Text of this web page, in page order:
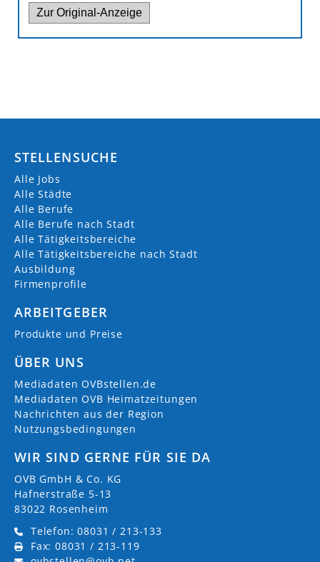
08638 9838-0
Marktplatz
84559 Kraiburg a. Inn
AKTUELLE JOBS (
Fachrichtung Kommunalverwaltung
13.07.2026 Kraiburg am Inn
Verwaltungsfachangestellte/r (m/w/d) – Bau-
und Ordnungsamt
13.07.2026 Kraiburg am Inn
Ordnungsamt
13.07.2026 Kraiburg am Inn
Sachbearbeiter/in (m/w/d) – für das Steueramt
13.07.2026 Kraiburg am Inn
STELLENSUCHE
Alle Jobs
Alle Städte
Alle Berufe
Alle Berufe nach Stadt
Alle Tätigkeitsbereiche
Alle Tätigkeitsbereiche nach Stadt
Ausbildung
Firmenprofile
ARBEITGEBER
Produkte und Preise
ÜBER UNS
Mediadaten OVBstellen.de
Mediadaten OVB Heimatzeitungen
Nachrichten aus der Region
Nutzungsbedingungen
WIR SIND GERNE FÜR SIE DA
OVB GmbH & Co. KG
Hafnerstraße 5-13
83022 Rosenheim
Telefon: 08031 / 213-133
Fax: 08031 / 213-119